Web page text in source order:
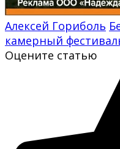
Алексей Гориболь
камерный
Оцените статью